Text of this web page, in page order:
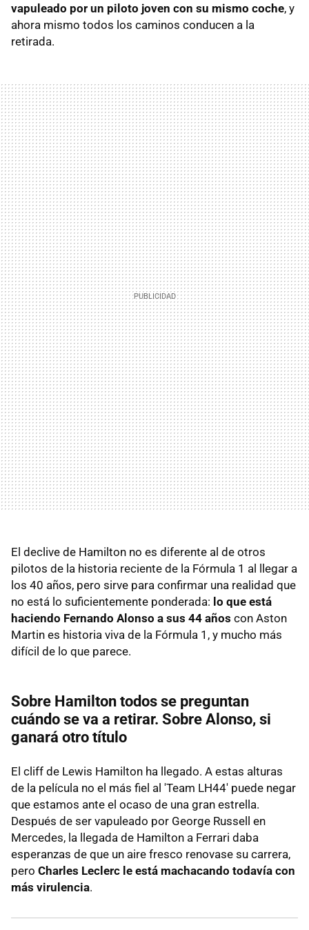
vapuleado por un piloto joven con su mismo coche, y
ahora mismo todos los caminos conducen a la
retirada.
El declive de Hamilton no es diferente al de otros
pilotos de la historia reciente de la Fórmula 1 al llegar a
los 40 años, pero sirve para confirmar una realidad que
no está lo suficientemente ponderada: lo que está
haciendo Fernando Alonso a sus 44 años con Aston
Martin es historia viva de la Fórmula 1, y mucho más
difícil de lo que parece.
Sobre Hamilton todos se preguntan
cuándo se va a retirar. Sobre Alonso, si
ganará otro título
El cliff de Lewis Hamilton ha llegado. A estas alturas
de la película no el más fiel al 'Team LH44' puede negar
que estamos ante el ocaso de una gran estrella.
Después de ser vapuleado por George Russell en
Mercedes, la llegada de Hamilton a Ferrari daba
esperanzas de que un aire fresco renovase su carrera,
pero Charles Leclerc le está machacando todavía con
más virulencia.